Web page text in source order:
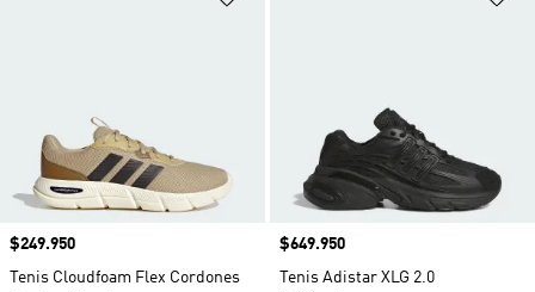
Precio
$249.950
Tenis Cloudfoam Flex Cordones
Precio
$649.950
Tenis Adistar XLG 2.0